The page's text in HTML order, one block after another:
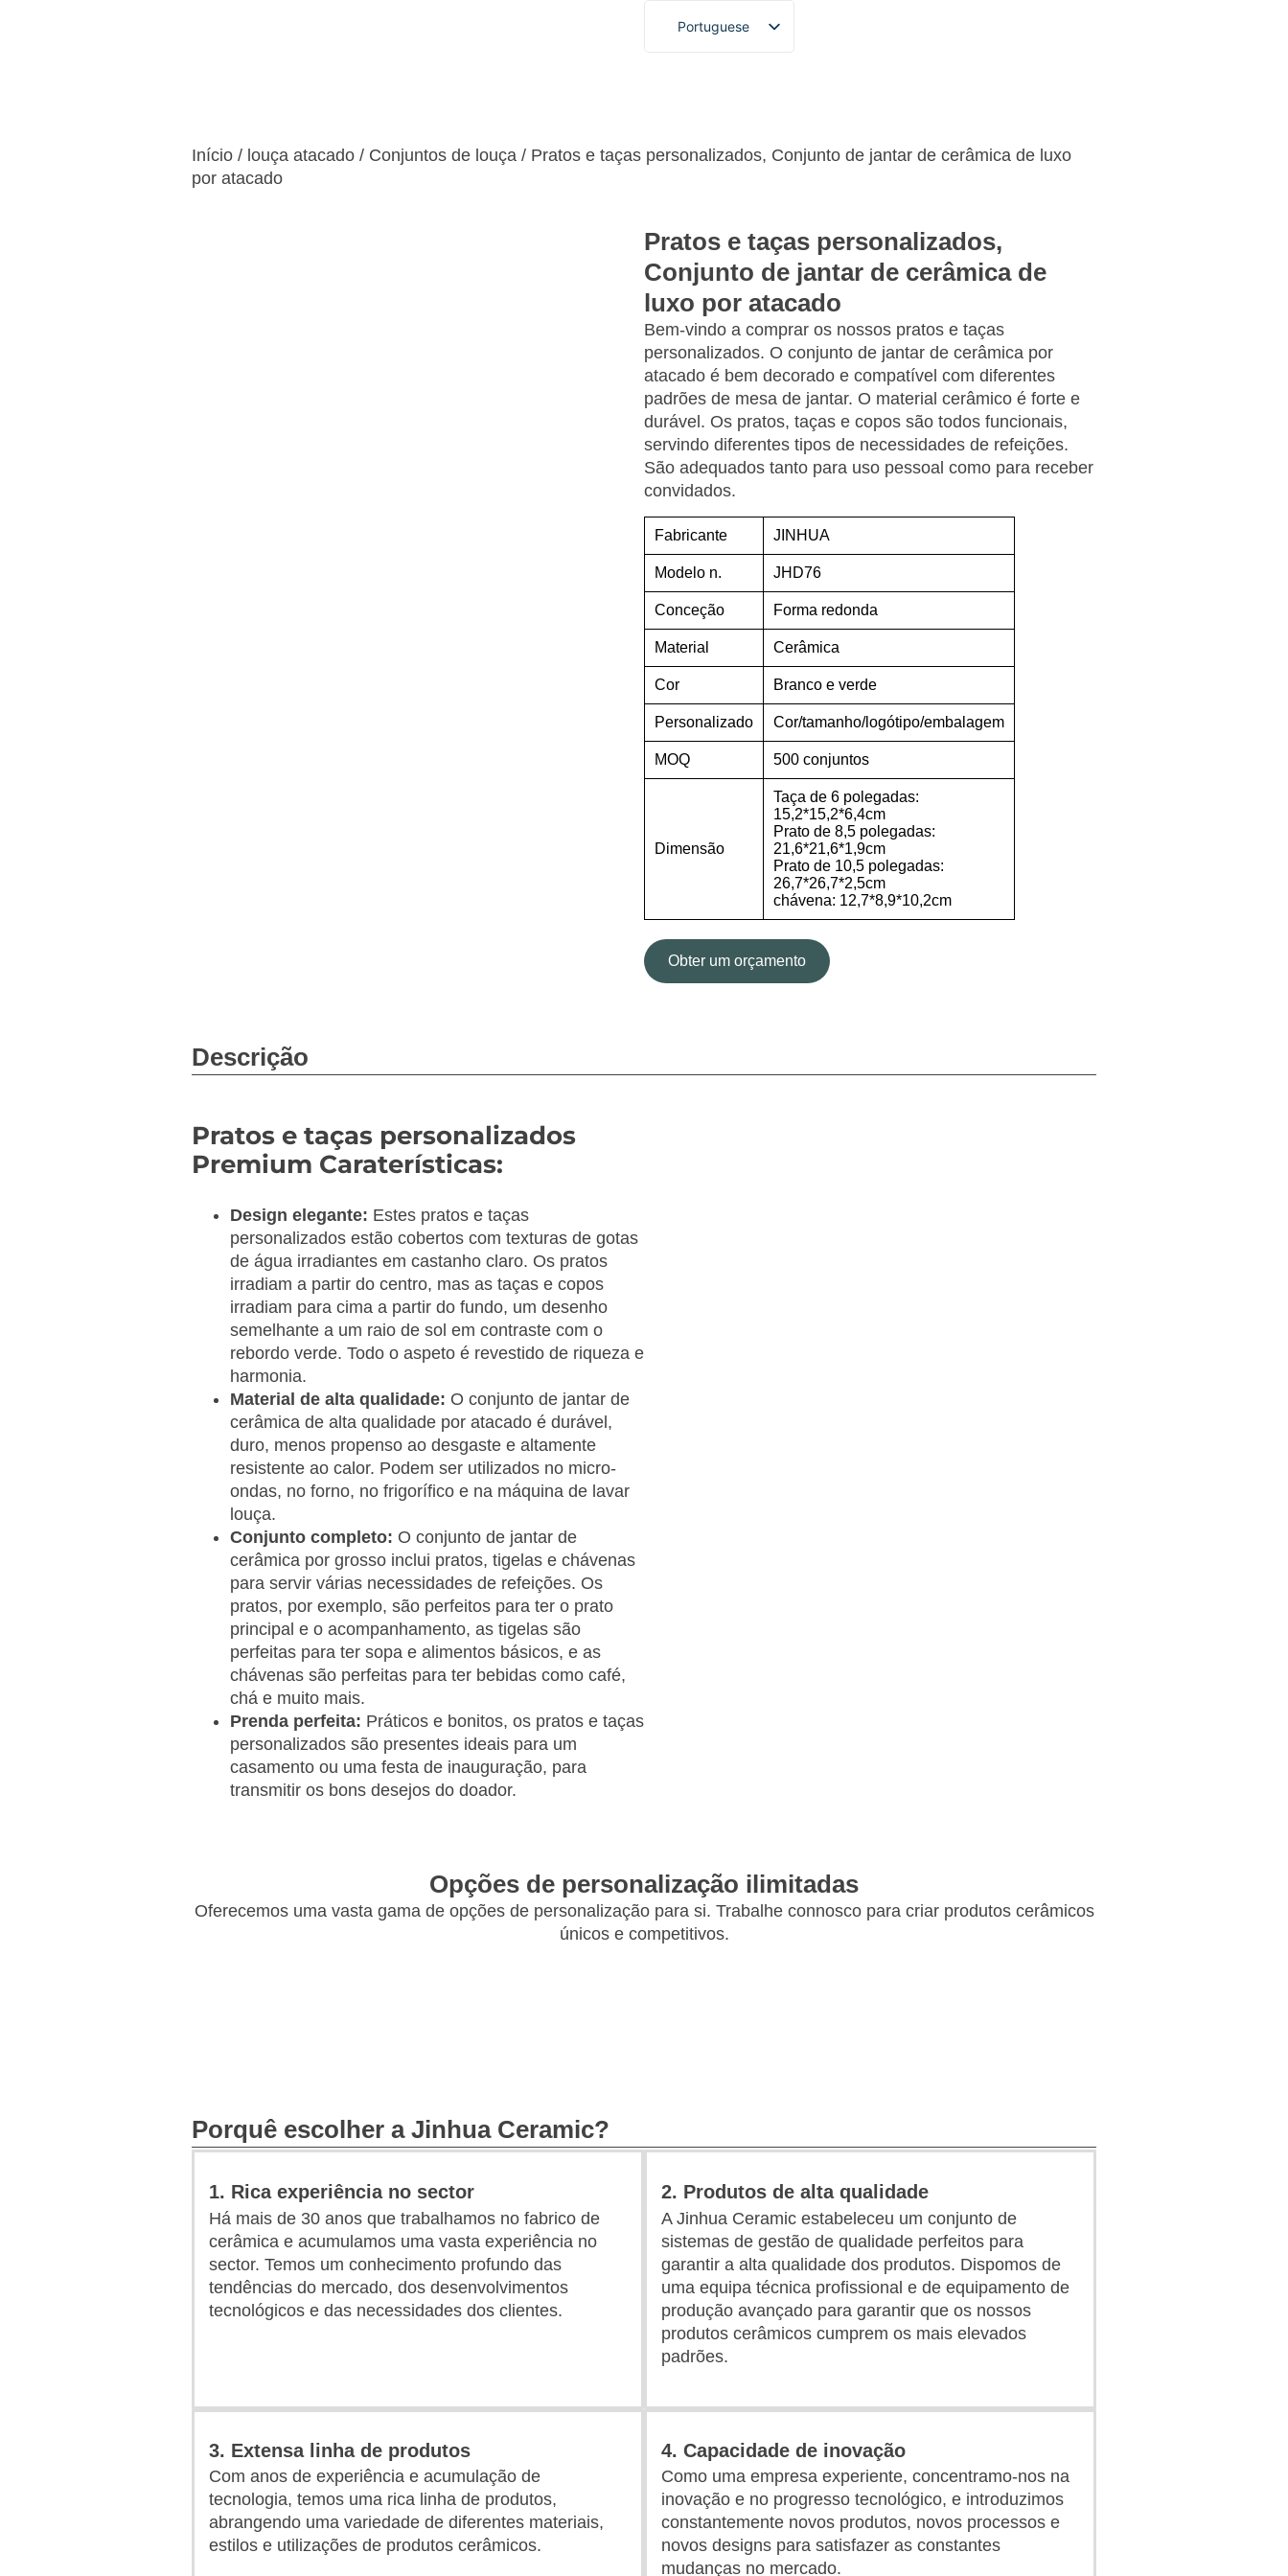
Portuguese
English
Spanish
Korean
Início / louça atacado / Conjuntos de louça / Pratos e taças personalizados, Conjunto de jantar de cerâmica de luxo
por atacado
Pratos e taças personalizados,
Conjunto de jantar de cerâmica de
luxo por atacado
Bem-vindo a comprar os nossos pratos e taças
personalizados. O conjunto de jantar de cerâmica por
atacado é bem decorado e compatível com diferentes
padrões de mesa de jantar. O material cerâmico é forte e
durável. Os pratos, taças e copos são todos funcionais,
servindo diferentes tipos de necessidades de refeições.
São adequados tanto para uso pessoal como para receber
convidados.
Fabricante JINHUA
Modelo n. JHD76
Conceção Forma redonda
Material Cerâmica
Cor Branco e verde
Personalizado Cor/tamanho/logótipo/embalagem
MOQ 500 conjuntos
Dimensão
Taça de 6 polegadas:
15,2*15,2*6,4cm
Prato de 8,5 polegadas:
21,6*21,6*1,9cm
Prato de 10,5 polegadas:
26,7*26,7*2,5cm
chávena: 12,7*8,9*10,2cm
Obter um orçamento
Descrição
Pratos e taças personalizados
Premium Caraterísticas:
Design elegante: Estes pratos e taças
personalizados estão cobertos com texturas de gotas
de água irradiantes em castanho claro. Os pratos
irradiam a partir do centro, mas as taças e copos
irradiam para cima a partir do fundo, um desenho
semelhante a um raio de sol em contraste com o
rebordo verde. Todo o aspeto é revestido de riqueza e
harmonia.
Material de alta qualidade: O conjunto de jantar de
cerâmica de alta qualidade por atacado é durável,
duro, menos propenso ao desgaste e altamente
resistente ao calor. Podem ser utilizados no micro-
ondas, no forno, no frigorífico e na máquina de lavar
louça.
Conjunto completo: O conjunto de jantar de
cerâmica por grosso inclui pratos, tigelas e chávenas
para servir várias necessidades de refeições. Os
pratos, por exemplo, são perfeitos para ter o prato
principal e o acompanhamento, as tigelas são
perfeitas para ter sopa e alimentos básicos, e as
chávenas são perfeitas para ter bebidas como café,
chá e muito mais.
Prenda perfeita: Práticos e bonitos, os pratos e taças
personalizados são presentes ideais para um
casamento ou uma festa de inauguração, para
transmitir os bons desejos do doador.
Opções de personalização ilimitadas
Oferecemos uma vasta gama de opções de personalização para si. Trabalhe connosco para criar produtos cerâmicos
únicos e competitivos.
Porquê escolher a Jinhua Ceramic?
1. Rica experiência no sector
Há mais de 30 anos que trabalhamos no fabrico de
cerâmica e acumulamos uma vasta experiência no
sector. Temos um conhecimento profundo das
tendências do mercado, dos desenvolvimentos
tecnológicos e das necessidades dos clientes.
2. Produtos de alta qualidade
A Jinhua Ceramic estabeleceu um conjunto de
sistemas de gestão de qualidade perfeitos para
garantir a alta qualidade dos produtos. Dispomos de
uma equipa técnica profissional e de equipamento de
produção avançado para garantir que os nossos
produtos cerâmicos cumprem os mais elevados
padrões.
3. Extensa linha de produtos
Com anos de experiência e acumulação de
tecnologia, temos uma rica linha de produtos,
abrangendo uma variedade de diferentes materiais,
estilos e utilizações de produtos cerâmicos.
4. Capacidade de inovação
Como uma empresa experiente, concentramo-nos na
inovação e no progresso tecnológico, e introduzimos
constantemente novos produtos, novos processos e
novos designs para satisfazer as constantes
mudanças no mercado.